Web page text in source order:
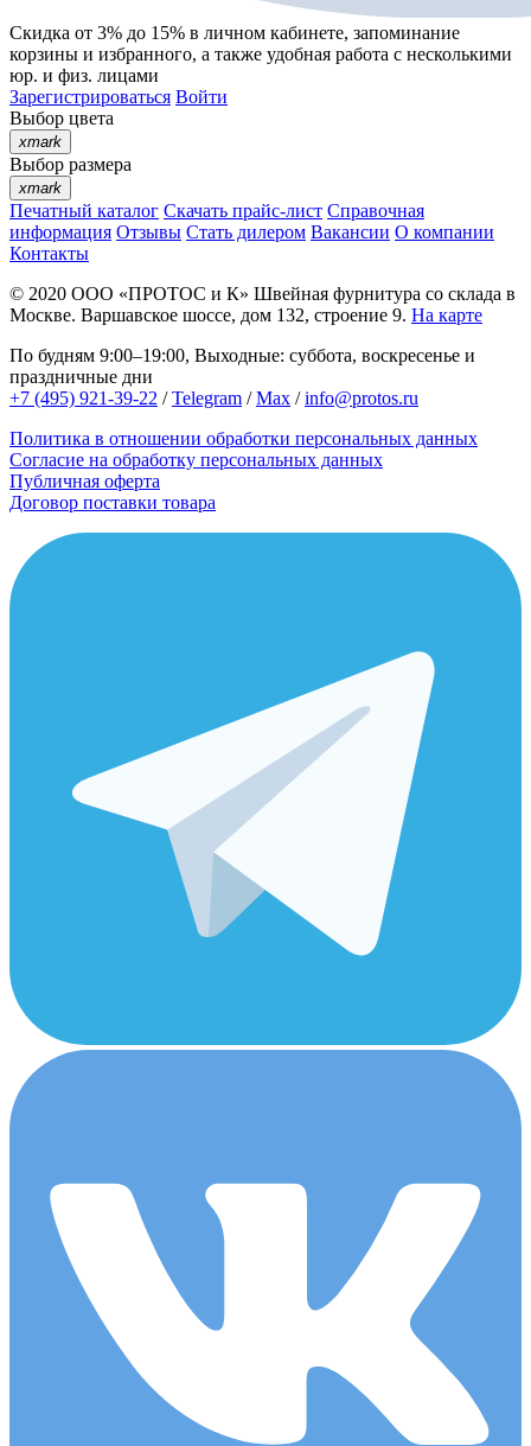
Скидка от 3% до 15% в личном кабинете, запоминание
корзины и избранного, а также удобная работа с несколькими
юр. и физ. лицами
Зарегистрироваться Войти
Выбор цвета
xmark
Выбор размера
xmark
Печатный каталог Скачать прайс-лист Справочная
информация Отзывы Стать дилером Вакансии О компании
Контакты
© 2020 ООО «ПРОТОС и К» Швейная фурнитура со склада в
Москве. Варшавское шоссе, дом 132, строение 9. На карте
По будням 9:00–19:00, Выходные: суббота, воскресенье и
праздничные дни
+7 (495) 921-39-22 /Telegram /Max /info@protos.ru
Политика в отношении обработки персональных данных
Согласие на обработку персональных данных
Публичная оферта
Договор поставки товара